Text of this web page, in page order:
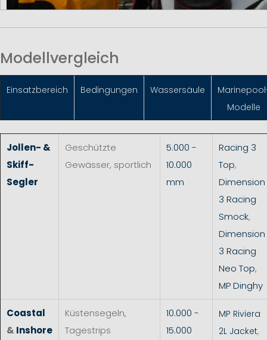
Modellvergleich
Einsatzbereich Bedingungen Wassersäule
Modelle
Jollen- &
Skiff-
Segler
Geschützte
Gewässer, sportlich
5.000 -
10.000
mm
Racing 3
Top,
Dimension
3 Racing
Smock,
Dimension
3 Racing
Neo Top,
MP Dinghy
Coastal
& Inshore
Küstensegeln,
Tagestrips
10.000 -
15.000
MP Riviera
2L Jacket,